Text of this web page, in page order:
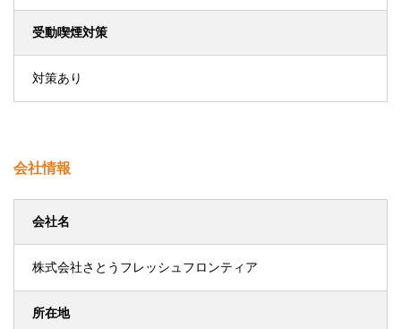
受動喫煙対策
対策あり
会社情報
会社名
株式会社さとうフレッシュフロンティア
所在地